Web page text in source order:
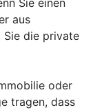
aus
Sie die private
oder
tragen, dass